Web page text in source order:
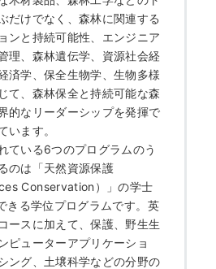
だけでなく、森林に関連する
ンと持続可能性、エンジニア
理、森林遺伝学、資源社会経
済学、保全生物学、生物多様
て、森林保全と持続可能な森
的なリーダーシップを発揮で
います。
ている6つのプログラムのう
のは「天然資源保護
Conservation）」の学士
きる学位プログラムです。英
ースに加えて、保護、野生生
ピューターアプリケーショ
ング、土壌科学などの分野の